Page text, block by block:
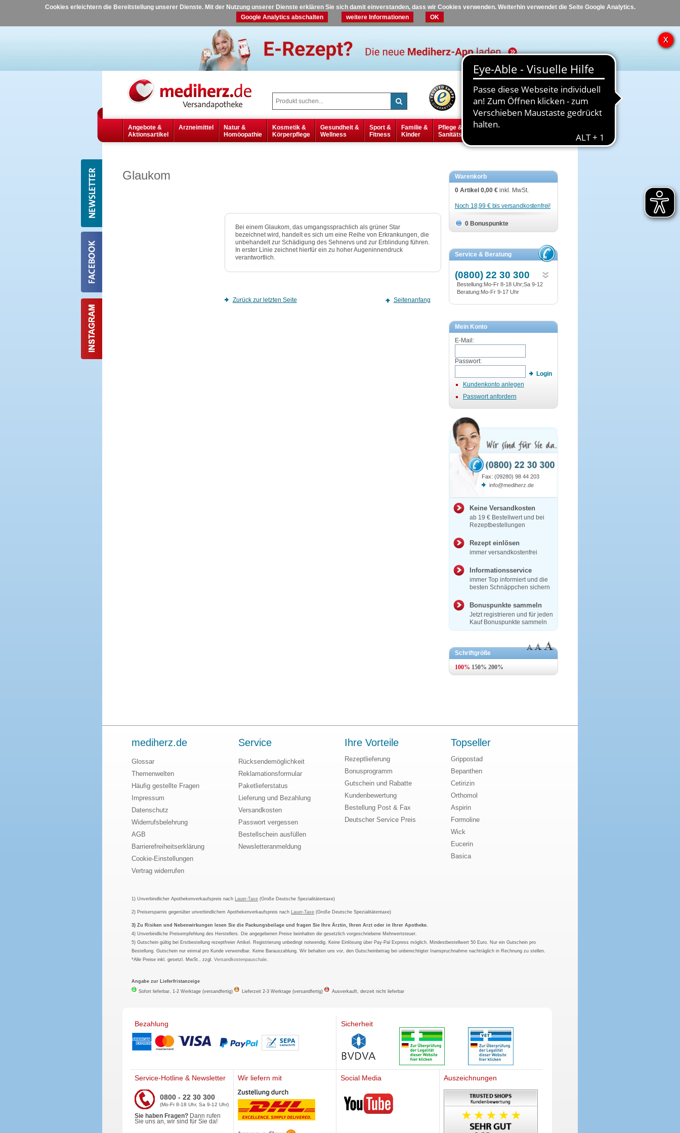
Cookies erleichtern die Bereitstellung unserer Dienste. Mit der Nutzung unserer Dienste erklären Sie sich damit einverstanden, dass wir Cookies verwenden. Weiterhin verwendet die Seite Google Analytics.
Google Analytics abschalten
weitere Informationen OK
Hilfe Kontakt
Angebote &
Aktionsartikel
Arzneimittel
Natur &
Homöopathie
Kosmetik &
Körperpflege
Gesundheit &
Wellness
Sport &
Fitness
Familie &
Kinder
Pflege &
Sanitätsbedarf
Diabetes
Glaukom
Bei einem Glaukom, das umgangssprachlich als grüner Star
bezeichnet wird, handelt es sich um eine Reihe von Erkrankungen, die
unbehandelt zur Schädigung des Sehnervs und zur Erblindung führen.
In erster Linie zeichnet hierfür ein zu hoher Augeninnendruck
verantwortlich.
Zurück zur letzten Seite Seitenanfang
Warenkorb
0 Artikel 0,00 € inkl. MwSt.
Noch 18,99 € bis versandkostenfrei!
0 Bonuspunkte
Service & Beratung
(0800) 22 30 300
Bestellung:Mo-Fr 8-18 Uhr;Sa 9-12
Beratung:Mo-Fr 9-17 Uhr
Mein Konto
E-Mail:
Passwort:
Login
Kundenkonto anlegen
Passwort anfordern
Fax: (09280) 98 44 203
info@mediherz.de
Keine Versandkosten
ab 19 € Bestellwert und bei
Rezeptbestellungen
Rezept einlösen
immer versandkostenfrei
Informationsservice
immer Top informiert und die
besten Schnäppchen sichern
Bonuspunkte sammeln
Jetzt registrieren und für jeden
Kauf Bonuspunkte sammeln
Schriftgröße
mediherz.de
Glossar
Themenwelten
Häufig gestellte Fragen
Impressum
Datenschutz
Widerrufsbelehrung
AGB
Barrierefreiheitserklärung
Cookie-Einstellungen
Vertrag widerrufen
Service
Rücksendemöglichkeit
Reklamationsformular
Paketlieferstatus
Lieferung und Bezahlung
Versandkosten
Passwort vergessen
Bestellschein ausfüllen
Newsletteranmeldung
Ihre Vorteile
Rezeptlieferung
Bonusprogramm
Gutschein und Rabatte
Kundenbewertung
Bestellung Post & Fax
Deutscher Service Preis
Topseller
Grippostad
Bepanthen
Cetirizin
Orthomol
Aspirin
Formoline
Wick
Eucerin
Basica
1) Unverbindlicher Apothekenverkaufspreis nach Lauer-Taxe (Große Deutsche Spezialitätentaxe)
2) Preisersparnis gegenüber unverbindlichem Apothekenverkaufspreis nach Lauer-Taxe (Große Deutsche Spezialitätentaxe)
3) Zu Risiken und Nebenwirkungen lesen Sie die Packungsbeilage und fragen Sie Ihre Ärztin, Ihren Arzt oder in Ihrer Apotheke.
4) Unverbindliche Preisempfehlung des Herstellers. Die angegebenen Preise beinhalten die gesetzlich vorgeschriebene Mehrwertsteuer.
5) Gutschein gültig bei Erstbestellung rezeptfreier Artikel. Registrierung unbedingt notwendig. Keine Einlösung über Pay-Pal Express möglich. Mindestbestellwert 50 Euro. Nur ein Gutschein pro
Bestellung. Gutschein nur einmal pro Kunde verwendbar. Keine Barauszahlung. Wir behalten uns vor, den Gutscheinbetrag bei unberechtigter Inanspruchnahme nachträglich in Rechnung zu stellen.
*Alle Preise inkl. gesetzl. MwSt., zzgl.Versandkostenpauschale.
Angabe zur Lieferfristanzeige
Sofort lieferbar, 1-2 Werktage (versandfertig)
Lieferzeit 2-3 Werktage (versandfertig) Ausverkauft, derzeit nicht lieferbar
Bezahlung Sicherheit
Service-Hotline & Newsletter
0800 - 22 30 300
(Mo-Fr 8-18 Uhr, Sa 9-12 Uhr)
Sie haben Fragen? Dann rufen
Sie uns an, wir sind für Sie da!
Wir liefern mit Social Media
Mediherz
Auszeichnungen